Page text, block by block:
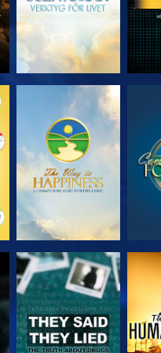
TITTA
TITTA